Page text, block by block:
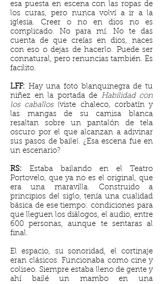
esa puesta en escena con las ropas de
los curas, pero nunca volví a ir a la
iglesia. Creer o no en dios no es
complicado. No para mí. No te das
cuenta de que creías en dios, naces
con eso o dejas de hacerlo. Puede ser
connatural, pero renuncias también. Es
facilito.
LFF: Hay una foto blanquinegra de tu
niñez en la portada de Habilidad con
los caballos (viste chaleco, corbatín y
las mangas de su camisa blanca
resaltan sobre un pantalón de tela
oscuro por el que alcanzan a adivinar
sus pasos de baile). ¿Esa escena fue en
un escenario?
RS: Estaba bailando en el Teatro
Portovelo, que ya no es el original, que
era una maravilla. Construido a
principios del siglo, tenía una cualidad
básica de ese tiempo: condiciones para
que lleguen los diálogos, el audio, entre
600 personas, aunque te sentaras al
final.
El espacio, su sonoridad, el cortinaje
eran clásicos. Funcionaba como cine y
coliseo. Siempre estaba lleno de gente y
ahí bailé un mambo en una